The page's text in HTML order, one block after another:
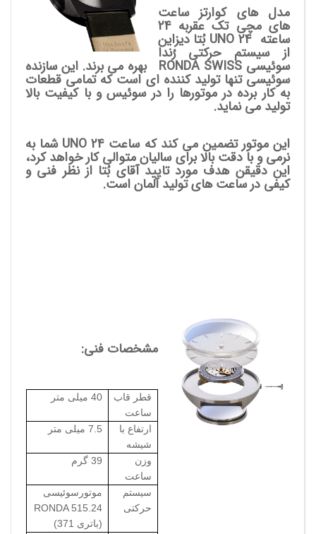
مدل های کوارتز ساعت
های مچی تک عقربه 24
ساعته UNO 24 بُتا دیزاین
از سیستم حرکتی رُندا
سوئیسی RONDA SWISS بهره می برند. این سازنده
سوئیسی تنها تولید کننده ای است که تمامی قطعات
به کار برده در موتورها را در سوئیس و با کیفیت بالا
تولید می نماید.
این موتور تضمین می کند که ساعت UNO 24 شما به
نرمی و با دقت بالا برای سالیان متوالی کار خواهد کرد،
این دقیقن هدف مورد تایید آقای بُتا از نظر فنی و
کیفی در ساعت های تولید آلمان است.
مشخصات فنی:
قطر قاب
ساعت
40 میلی متر
ارتفاع با
شیشه
7.5 میلی متر
وزن
ساعت
39 گرم
سیستم
حرکتی
موتورسوئیسی
RONDA 515.24
(باتری 371)